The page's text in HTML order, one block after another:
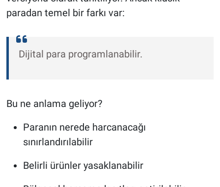
paradan temel bir farkı var:
Dijital para programlanabilir.
Bu ne anlama geliyor?
Paranın nerede harcanacağı
sınırlandırılabilir
Belirli ürünler yasaklanabilir